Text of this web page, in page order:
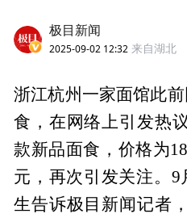
极目新闻
2025-09-02 12:32 来自湖北
浙江杭州一家面馆此
食，在网络上引发热
款新品面食，价格为
元，再次引发关注。
生告诉极目新闻记者